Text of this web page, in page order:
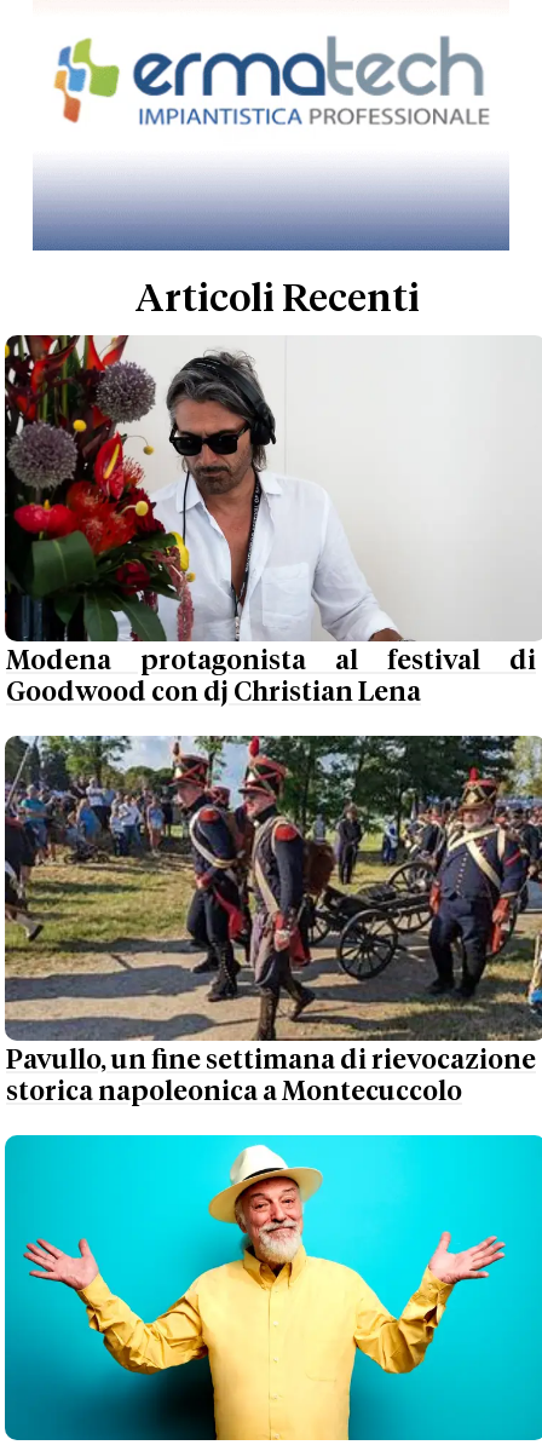
Articoli Recenti
Modena protagonista al festival di
Goodwood con dj Christian Lena
Pavullo, un fine settimana di rievocazione
storica napoleonica a Montecuccolo